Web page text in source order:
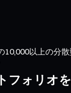
10,000以上の分
ォリオを